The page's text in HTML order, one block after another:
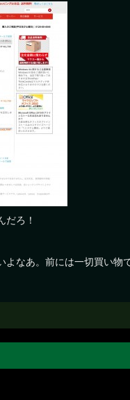
だろ！
よなあ。前には一切買い物